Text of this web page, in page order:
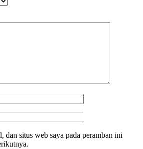
dan situs web saya pada peramban ini